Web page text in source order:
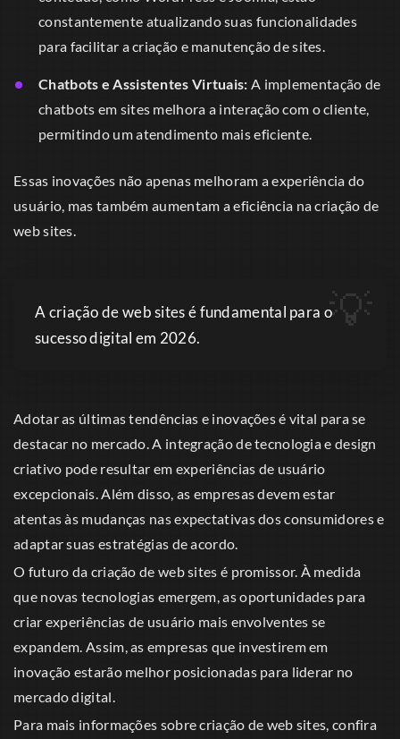
constantemente atualizando suas funcionalidades
para facilitar a criação e manutenção de sites.
Chatbots e Assistentes Virtuais: A implementação de
chatbots em sites melhora a interação com o cliente,
permitindo um atendimento mais eficiente.
Essas inovações não apenas melhoram a experiência do
usuário, mas também aumentam a eficiência na criação de
web sites.
A criação de web sites é fundamental para o
sucesso digital em 2026.
Adotar as últimas tendências e inovações é vital para se
destacar no mercado. A integração de tecnologia e design
criativo pode resultar em experiências de usuário
excepcionais. Além disso, as empresas devem estar
atentas às mudanças nas expectativas dos consumidores e
adaptar suas estratégias de acordo.
O futuro da criação de web sites é promissor. À medida
que novas tecnologias emergem, as oportunidades para
criar experiências de usuário mais envolventes se
expandem. Assim, as empresas que investirem em
inovação estarão melhor posicionadas para liderar no
mercado digital.
Para mais informações sobre criação de web sites, confira